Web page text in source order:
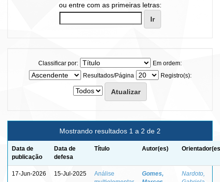
ou entre com as primeiras letras:
Classificar por:
Em ordem:
Resultados/Página
Registro(s):
Mostrando resultados 1 a 2 de 2
Data de
publicação
Data de
defesa
Título Autor(es)
17-Jun-2026 15-Jul-2025
Análise
Gomes,
Nardoto,